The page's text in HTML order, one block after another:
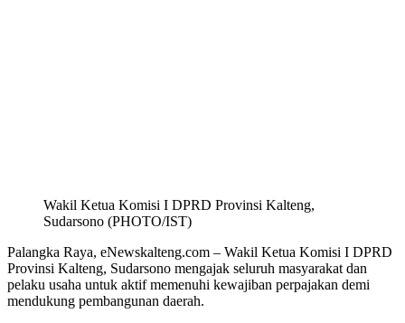
Wakil Ketua Komisi I DPRD Provinsi Kalteng,
Sudarsono (PHOTO/IST)
Palangka Raya, eNewskalteng.com – Wakil Ketua Komisi I DPRD
Provinsi Kalteng, Sudarsono mengajak seluruh masyarakat dan
pelaku usaha untuk aktif memenuhi kewajiban perpajakan demi
mendukung pembangunan daerah.